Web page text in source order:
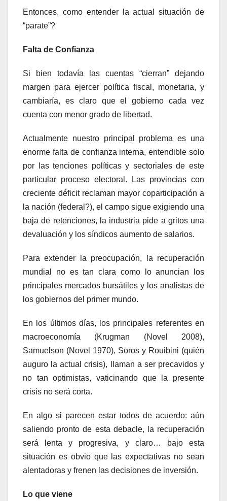
Entonces, como entender la actual situación de
“parate”?
Falta de Confianza
Si bien todavía las cuentas “cierran” dejando
margen para ejercer política fiscal, monetaria, y
cambiaría, es claro que el gobierno cada vez
cuenta con menor grado de libertad.
Actualmente nuestro principal problema es una
enorme falta de confianza interna, entendible solo
por las tenciones políticas y sectoriales de este
particular proceso electoral. Las provincias con
creciente déficit reclaman mayor coparticipación a
la nación (federal?), el campo sigue exigiendo una
baja de retenciones, la industria pide a gritos una
devaluación y los síndicos aumento de salarios.
Para extender la preocupación, la recuperación
mundial no es tan clara como lo anuncian los
principales mercados bursátiles y los analistas de
los gobiernos del primer mundo.
En los últimos días, los principales referentes en
macroeconomía (Krugman (Novel 2008),
Samuelson (Novel 1970), Soros y Rouibini (quién
auguro la actual crisis), llaman a ser precavidos y
no tan optimistas, vaticinando que la presente
crisis no será corta.
En algo si parecen estar todos de acuerdo: aún
saliendo pronto de esta debacle, la recuperación
será lenta y progresiva, y claro… bajo esta
situación es obvio que las expectativas no sean
alentadoras y frenen las decisiones de inversión.
Lo que viene